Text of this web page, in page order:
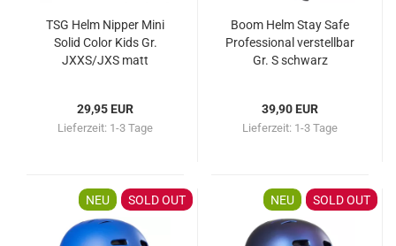
TSG Helm Nipper Mini
Solid Color Kids Gr.
JXXS/JXS matt
29,95 EUR
Lieferzeit: 1-3 Tage
Boom Helm Stay Safe
Professional verstellbar
Gr. S schwarz
39,90 EUR
Lieferzeit: 1-3 Tage
NEU SOLD OUT NEU SOLD OUT